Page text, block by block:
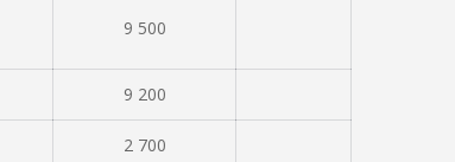
9 500
9 200
2 700